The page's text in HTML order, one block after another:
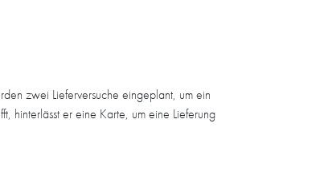
zwei Lieferversuche eingeplant, um ein
hinterlässt er eine Karte, um eine Lieferung